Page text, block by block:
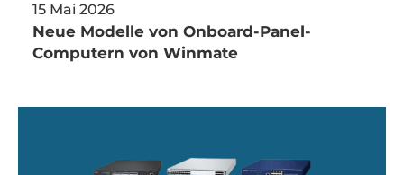
15 Mai 2026
Neue Modelle von Onboard-Panel-
Computern von Winmate